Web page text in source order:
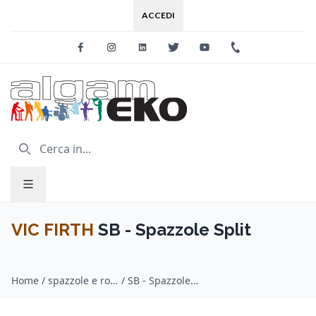
ACCEDI
FacebookInstagramLinkedinTwitter Youtube
VIC FIRTH SB - Spazzole Split
Home / spazzole e rods / VIC FIRTH / SB - Spazzole Split